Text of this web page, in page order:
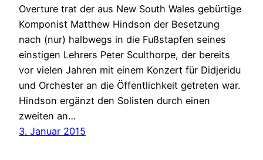
Overture trat der aus New South Wales gebürtige
Komponist Matthew Hindson der Besetzung
nach (nur) halbwegs in die Fußstapfen seines
einstigen Lehrers Peter Sculthorpe, der bereits
vor vielen Jahren mit einem Konzert für Didjeridu
und Orchester an die Öffentlichkeit getreten war.
Hindson ergänzt den Solisten durch einen
zweiten an…
3. Januar 2015